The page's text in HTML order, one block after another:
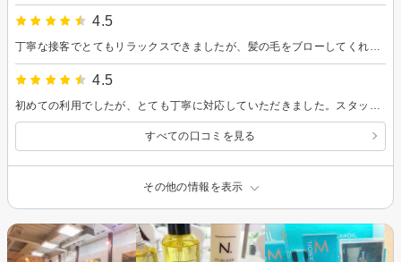
4.5
4.5
すべての口コミを見る
その他の情報を表示